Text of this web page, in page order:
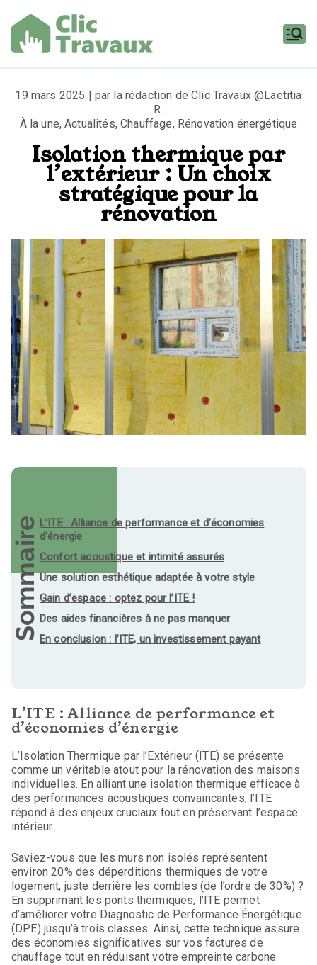
contenu
Travaux
19 mars 2025 | par la rédaction de Clic Travaux @Laetitia
R.
À la une,Actualités,Chauffage, Rénovation énergétique
Isolation thermique par
l’extérieur : Un choix
stratégique pour la
rénovation
SommaireL’ITE : Alliance de performance et d’économies
d’énergie
Confort acoustique et intimité assurés
Une solution esthétique adaptée à votre style
Gain d’espace : optez pour l’ITE !
Des aides financières à ne pas manquer
En conclusion : l’ITE, un investissement payant
L’ITE : Alliance de performance et
d’économies d’énergie
L’Isolation Thermique par l’Extérieur (ITE) se présente
comme un véritable atout pour la rénovation des maisons
individuelles. En alliant une isolation thermique efficace à
des performances acoustiques convaincantes, l’ITE
répond à des enjeux cruciaux tout en préservant l’espace
intérieur.
Saviez-vous que les murs non isolés représentent
environ 20% des déperditions thermiques de votre
logement, juste derrière les combles (de l’ordre de 30%) ?
En supprimant les ponts thermiques, l’ITE permet
d’améliorer votre Diagnostic de Performance Énergétique
(DPE) jusqu’à trois classes. Ainsi, cette technique assure
des économies significatives sur vos factures de
chauffage tout en réduisant votre empreinte carbone.